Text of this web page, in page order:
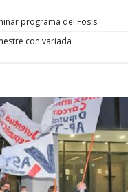
programa del Fosis
con variada